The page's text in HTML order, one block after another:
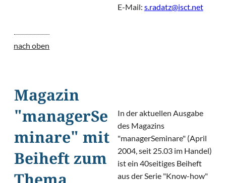
E-Mail: s.radatz@isct.net
nach oben
Magazin
"managerSe
minare" mit
Beiheft zum
In der aktuellen Ausgabe
des Magazins
"managerSeminare" (April
2004, seit 25.03 im Handel)
ist ein 40seitiges Beiheft
aus der Serie "Know-how"